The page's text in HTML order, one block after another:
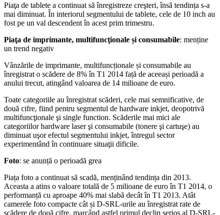
Piaţa de tablete a continuat să înregistreze creşteri, însă tendința s-a
mai diminuat. În interiorul segmentului de tablete, cele de 10 inch au
fost pe un val descendent în acest prim trimestru.
Piaţa de imprimante, multifuncţionale și consumabile: menține
un trend negativ
Vânzările de imprimante, multifuncționale și consumabile au
înregistrat o scădere de 8% în T1 2014 față de aceeași perioadă a
anului trecut, atingând valoarea de 14 milioane de euro.
Toate categoriile au înregistrat scăderi, cele mai semnificative, de
două cifre, fiind pentru segmentul de hardware inkjet, deopotrivă
multifuncţionale şi single function. Scăderile mai mici ale
categoriilor hardware laser şi consumabile (tonere şi cartuşe) au
diminuat uşor efectul segmentului inkjet, întregul sector
experimentând în continuare situaţii dificile.
Foto: se anunță o perioadă grea
Piața foto a continuat să scadă, menținând tendința din 2013.
Aceasta a atins o valoare totală de 5 milioane de euro în T1 2014, o
performanță cu aproape 40% mai slabă decât în T1 2013. Atât
camerele foto compacte cât și D-SRL-urile au înregistrat rate de
scădere de două cifre, marcând astfel primul declin serios al D-SRL-